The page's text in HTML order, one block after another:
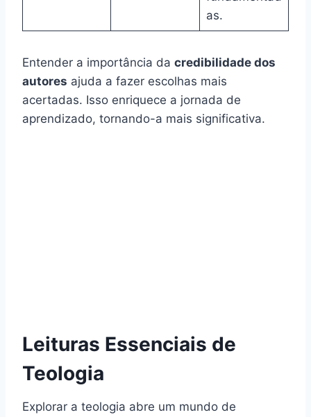
as.
Entender a importância da credibilidade dos
autores ajuda a fazer escolhas mais
acertadas. Isso enriquece a jornada de
aprendizado, tornando-a mais significativa.
Leituras Essenciais de
Teologia
Explorar a teologia abre um mundo de